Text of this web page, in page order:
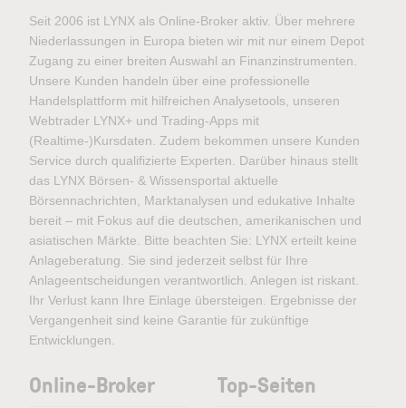
Seit 2006 ist LYNX als Online-Broker aktiv. Über mehrere
Niederlassungen in Europa bieten wir mit nur einem Depot
Zugang zu einer breiten Auswahl an Finanzinstrumenten.
Unsere Kunden handeln über eine professionelle
Handelsplattform mit hilfreichen Analysetools, unseren
Webtrader LYNX+ und Trading-Apps mit
(Realtime-)Kursdaten. Zudem bekommen unsere Kunden
Service durch qualifizierte Experten. Darüber hinaus stellt
das LYNX Börsen- & Wissensportal aktuelle
Börsennachrichten, Marktanalysen und edukative Inhalte
bereit – mit Fokus auf die deutschen, amerikanischen und
asiatischen Märkte. Bitte beachten Sie: LYNX erteilt keine
Anlageberatung. Sie sind jederzeit selbst für Ihre
Anlageentscheidungen verantwortlich. Anlegen ist riskant.
Ihr Verlust kann Ihre Einlage übersteigen. Ergebnisse der
Vergangenheit sind keine Garantie für zukünftige
Entwicklungen.
Online-Broker Top-Seiten